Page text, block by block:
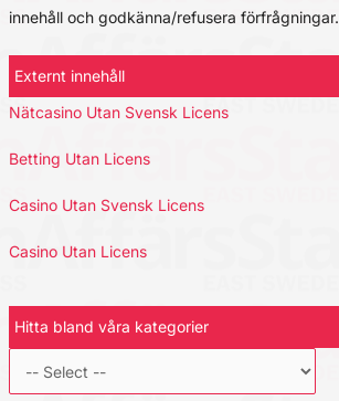
innehåll och godkänna/refusera förfrågningar.
Externt innehåll
Nätcasino Utan Svensk Licens
Betting Utan Licens
Casino Utan Svensk Licens
Casino Utan Licens
Hitta bland våra kategorier